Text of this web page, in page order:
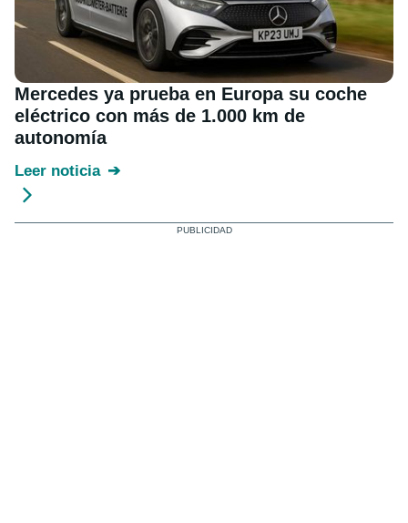
Mercedes ya prueba en Europa su coche
eléctrico con más de 1.000 km de
autonomía
Leer noticia